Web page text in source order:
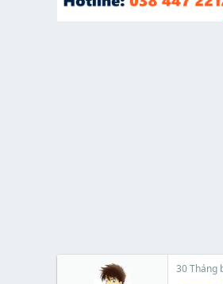
t
30 Tháng